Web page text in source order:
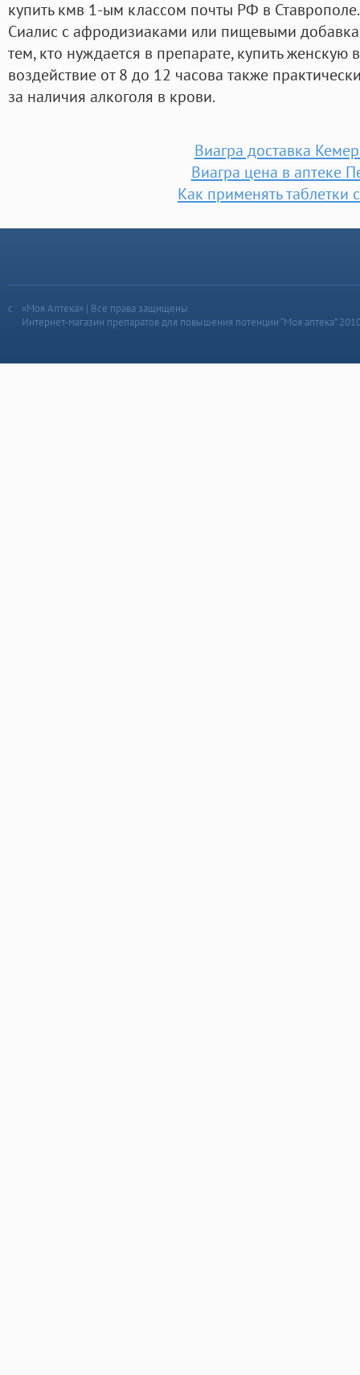
купить кмв 1-ым классом почты РФ в Ставрополе.
Сиалис с афродизиаками или пищевыми
тем, кто нуждается в препарате, купить женскую
воздействие от 8 до 12 часова также
за наличия алкоголя в крови.
Виагра доставка
Виагра цена в аптеке
Как применять таблетки
«Моя Аптека» | Все права защищены
Интернет-магазин препаратов для повышения потенции “Моя аптека”